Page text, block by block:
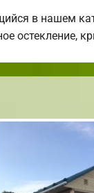
в нашем
остекление,